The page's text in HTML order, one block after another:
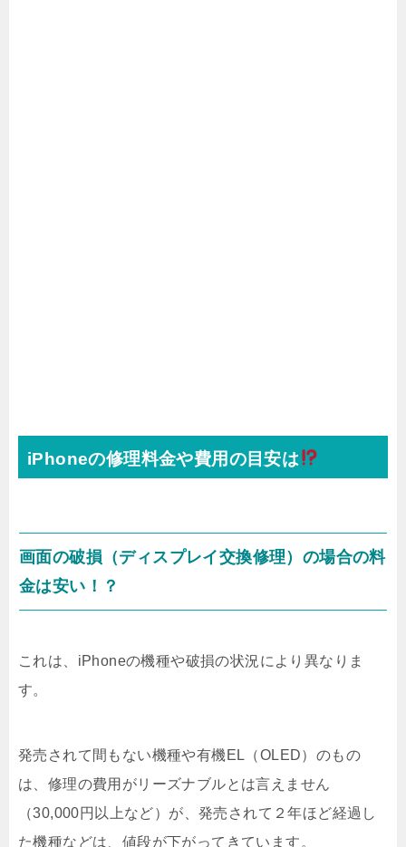
iPhoneの修理料金や費用の目安は
画面の破損（ディスプレイ交換修理）の場合の料
金は安い！？
これは、iPhoneの機種や破損の状況により異なりま
す。
発売されて間もない機種や有機EL（OLED）のもの
は、修理の費用がリーズナブルとは言えません
（30,000円以上など）が、発売されて２年ほど経過し
た機種などは、値段が下がってきています。